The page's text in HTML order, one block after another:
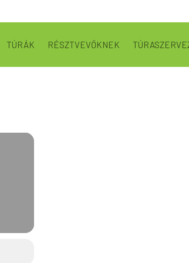
TÚRÁK RÉSZTVEVŐKNEK